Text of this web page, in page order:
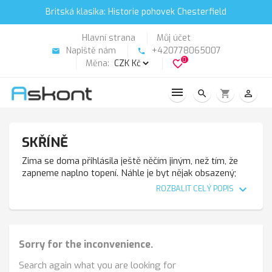
Britská klasika: Historie pohovek Chesterfield
Hlavní strana Můj účet
email Napiště nám phone
+420778065007
Měna:
favorite_border0
search shopping_cart person_outline
SKŘÍNĚ
Zima se doma přihlásila ještě něčím jiným, než tím, že
zapneme naplno topení. Náhle je byt nějak obsazený;
věšáky jsou přeplněné a skříně jsou přímo malé. Skříně
nahoře a vzadu a hluboko, jsme urychleně vytáhli a
chtít vzít do ruky s rozmyslem a trochu koncepčně.
ROZBALIT CELÝ POPIS expand_more
Sorry for the inconvenience.
Search again what you are looking for